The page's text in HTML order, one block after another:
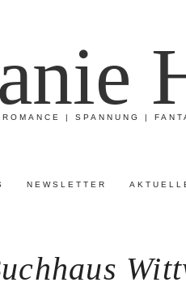
ROMANCE | SPANNUNG |
NEWSLETTER